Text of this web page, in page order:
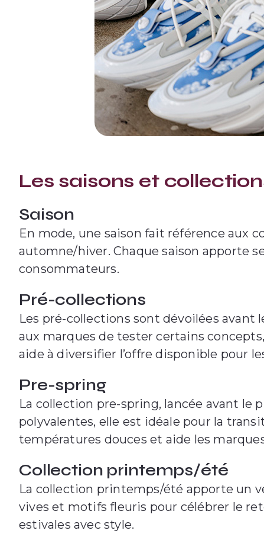
Les saisons et
Saison
En mode, une saison fait référence aux
automne/hiver. Chaque saison apporte
consommateurs.
Pré-collections
Les pré-collections sont dévoilées
aux marques de tester certains
aide à diversifier l’offre disponible pour
Pre-spring
La collection pre-spring, lancée avant le
polyvalentes, elle est idéale pour la
températures douces et aide les
Collection printemps/été
La collection printemps/été apporte un
vives et motifs fleuris pour célébrer le
estivales avec style.